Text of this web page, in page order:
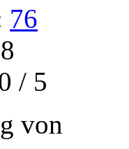
76
/ 5
von